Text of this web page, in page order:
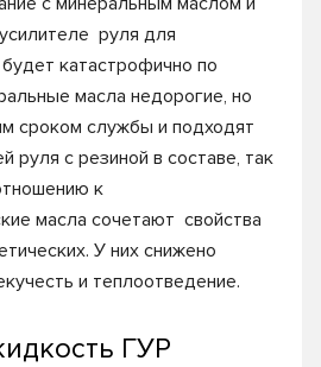
руля для
катастрофично по
масла недорогие, но
сроком службы и подходят
руля с резиной в составе, так
к
масла сочетают свойства
У них снижено
и теплоотведение.
ГУР